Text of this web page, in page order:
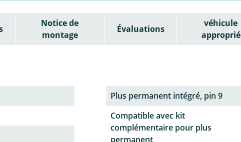
Notice de
montage
Évaluations
véhicule
approprié
Plus permanent intégré, pin 9
Compatible avec kit
complémentaire pour plus
permanent